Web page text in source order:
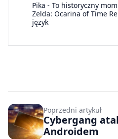
Pika - To historyczny
Zelda: Ocarina of Time
język
Poprzedni artykuł
Cybergang
Androidem